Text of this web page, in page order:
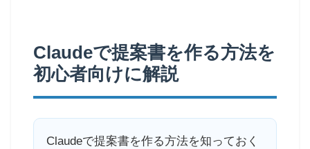
Claudeで提案書を作る方法を
初心者向けに解説
Claudeで提案書を作る方法を知っておく